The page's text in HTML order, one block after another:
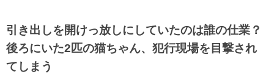
引き出しを開けっ放しにしていたのは誰の仕業？
後ろにいた2匹の猫ちゃん、犯行現場を目撃され
てしまう
猫のゲーム・アプリ
猫のフリー写真素材